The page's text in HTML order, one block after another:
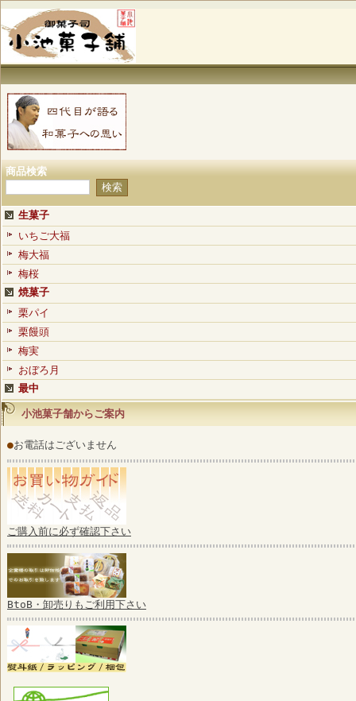
商品検索
生菓子
いちご大福
梅大福
梅桜
焼菓子
栗パイ
栗饅頭
梅実
おぼろ月
最中
小池菓子舗からご案内
●お電話はございません
ご購入前に必ず確認下さい
BtoB・卸売りもご利用下さい